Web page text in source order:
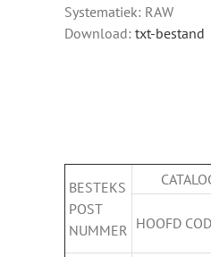
Systematiek: RAW
Download: txt-bestand
BESTEKS
POST
NUMMER HOOFD